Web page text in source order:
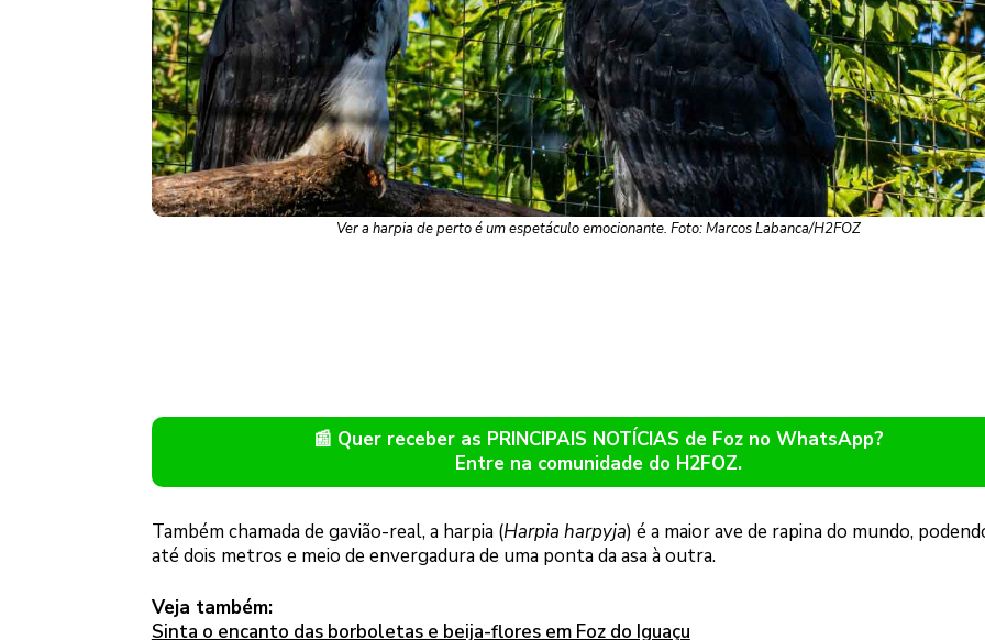
Ver a harpia de perto é um espetáculo emocionante. Foto: Marcos Labanca/H2FOZ
📰 Quer receber as PRINCIPAIS NOTÍCIAS de Foz no WhatsApp?
Entre na comunidade do H2FOZ.
Também chamada de gavião-real, a harpia (Harpia harpyja) é a maior ave de rapina do mundo,
até dois metros e meio de envergadura de uma ponta da asa à outra.
Veja também:
Sinta o encanto das borboletas e beija-flores em Foz do Iguaçu